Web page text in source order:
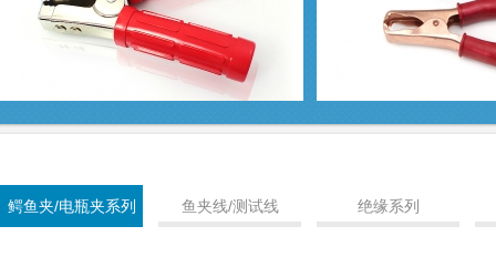
鳄鱼夹/电瓶夹系列 鱼夹线/测试线 绝缘系列